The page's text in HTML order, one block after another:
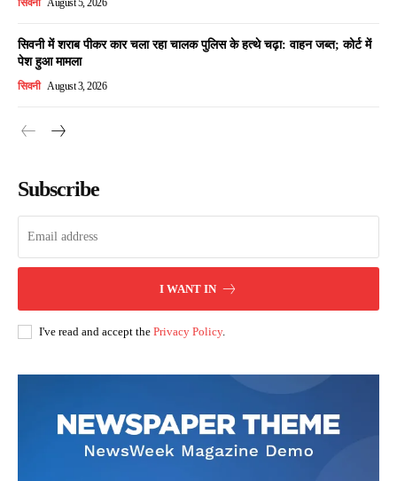
सिवनी August 5, 2026
सिवनी में शराब पीकर कार चला रहा चालक पुलिस के हत्थे चढ़ा: वाहन जब्त; कोर्ट में
पेश हुआ मामला
सिवनी August 3, 2026
Subscribe
I WANT IN
I've read and accept the Privacy Policy.